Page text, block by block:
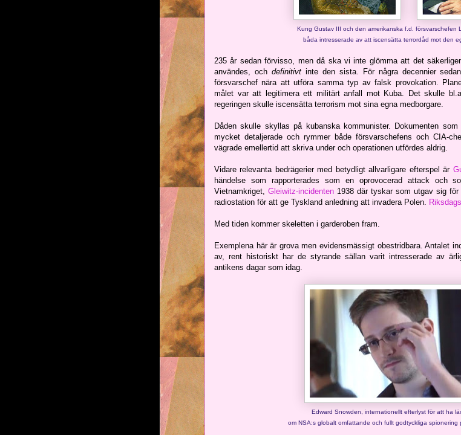
Kung Gustav III och den amerikanska f.d. försvarschefen
båda intresserade av att iscensätta terrordåd mot den
235 år sedan förvisso, men då ska vi inte glömma att det
användes, och definitivt inte den sista. För några decennier
försvarschef nära att utföra samma typ av falsk provokation.
målet var att legitimera ett militärt anfall mot Kuba. Det skulle
regeringen skulle iscensätta terrorism mot sina egna medborgare.
Dåden skulle skyllas på kubanska kommunister. Dokumenten
mycket detaljerade och rymmer både försvarschefens och CIA-
vägrade emellertid att skriva under och operationen utfördes aldrig.
Vidare relevanta bedrägerier med betydligt allvarligare efterspel är
händelse som rapporterades som en oprovocerad attack och
Vietnamkriget, Gleiwitz-incidenten 1938 där tyskar som utgav sig
radiostation för att ge Tyskland anledning att invadera Polen.
Med tiden kommer skeletten i garderoben fram.
Exemplena här är grova men evidensmässigt obestridbara. Antalet
av, rent historiskt har de styrande sällan varit intresserade av
antikens dagar som idag.
Edward Snowden, internationellt efterlyst för att ha
om NSA:s globalt omfattande och fullt godtyckliga spionering